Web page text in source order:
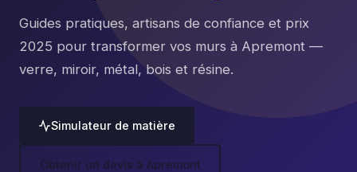
Guides pratiques, artisans de confiance et prix
2025 pour transformer vos murs à Apremont —
verre, miroir, métal, bois et résine.
Simulateur de matière
Obtenir un devis à Apremont